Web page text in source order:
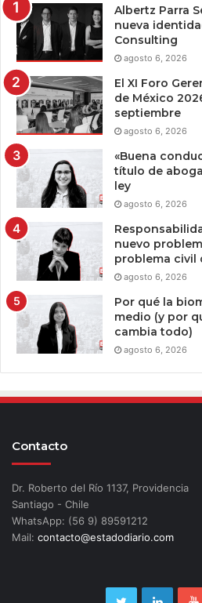
Albertz Parra
nueva
Consulting
agosto 6, 2026
El XI Foro
de México
septiembre
agosto 6, 2026
«Buena
título de
ley
agosto 6, 2026
nuevo
problema civil
agosto 6, 2026
Por qué la
medio (y por
cambia todo)
agosto 6, 2026
Contacto
Dr. Roberto del Río 1137, Providencia
Santiago - Chile
WhatsApp: (56 9) 89591212
Mail: contacto@estadodiario.com